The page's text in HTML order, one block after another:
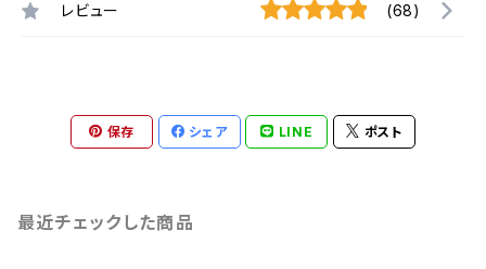
レビュー (68)
保存 シェア LINE ポスト
最近チェックした商品